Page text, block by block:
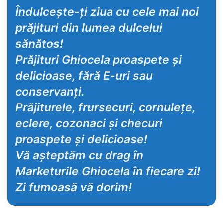
Îndulceşte-ţi ziua cu cele mai noi
prăjituri din lumea dulcelui
sănătos!
Prăjituri Ghiocela proaspete și
delicioase, fără E-uri sau
conservanți.
Prăjiturele, frursecuri, cornulețe,
eclere, cozonaci și checuri
proaspete și delicioase!
Vă așteptăm cu drag în
Marketurile Ghiocela în fiecare zi!
Zi fumoasă vă dorim!